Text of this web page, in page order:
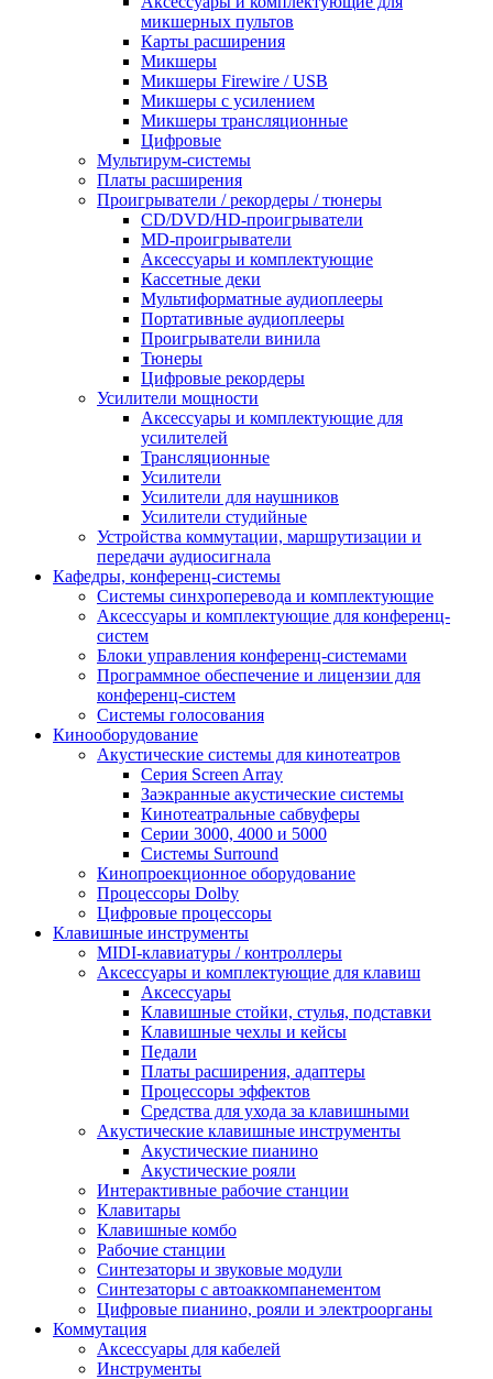
микшерных пультов
Карты расширения
Микшеры
Микшеры Firewire / USB
Микшеры с усилением
Микшеры трансляционные
Цифровые
Мультирум-системы
Платы расширения
Проигрыватели / рекордеры / тюнеры
CD/DVD/HD-проигрыватели
MD-проигрыватели
Аксессуары и комплектующие
Кассетные деки
Мультиформатные аудиоплееры
Портативные аудиоплееры
Проигрыватели винила
Тюнеры
Цифровые рекордеры
Усилители мощности
Аксессуары и комплектующие для
усилителей
Трансляционные
Усилители
Усилители для наушников
Усилители студийные
Устройства коммутации, маршрутизации и
передачи аудиосигнала
Кафедры, конференц-системы
Cистемы синхроперевода и комплектующие
Аксессуары и комплектующие для конференц-
систем
Блоки управления конференц-системами
Программное обеспечение и лицензии для
конференц-систем
Системы голосования
Кинооборудование
Акустические системы для кинотеатров
Cерия Screen Array
Заэкранные акустические системы
Кинотеатральные сабвуферы
Серии 3000, 4000 и 5000
Системы Surround
Кинопроекционное оборудование
Процессоры Dolby
Цифровые процессоры
Клавишные инструменты
MIDI-клавиатуры / контроллеры
Аксессуары и комплектующие для клавиш
Аксессуары
Клавишные стойки, стулья, подставки
Клавишные чехлы и кейсы
Педали
Платы расширения, адаптеры
Процессоры эффектов
Средства для ухода за клавишными
Акустические клавишные инструменты
Акустические пианино
Акустические рояли
Интерактивные рабочие станции
Клавитары
Клавишные комбо
Рабочие станции
Синтезаторы и звуковые модули
Синтезаторы с автоаккомпанементом
Цифровые пианино, рояли и электроорганы
Коммутация
Аксессуары для кабелей
Инструменты